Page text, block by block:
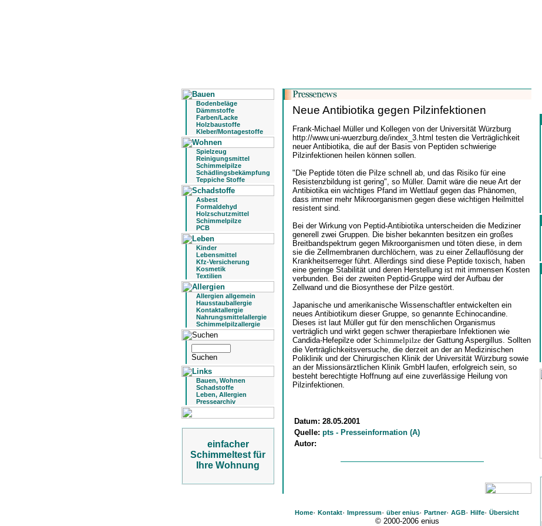
Bodenbeläge
Dämmstoffe
Farben/Lacke
Holzbaustoffe
Kleber/Montagestoffe
Spielzeug
Reinigungsmittel
Schimmelpilze
Schädlingsbekämpfung
Teppiche Stoffe
Asbest
Formaldehyd
Holzschutzmittel
Schimmelpilze
PCB
Kinder
Lebensmittel
Kfz-Versicherung
Kosmetik
Textilien
Allergien allgemein
Hausstauballergie
Kontaktallergie
Nahrungsmittelallergie
Schimmelpilzallergie
Bauen, Wohnen
Schadstoffe
Leben, Allergien
Pressearchiv
einfacher
Schimmeltest für
Ihre Wohnung
Neue Antibiotika gegen Pilzinfektionen
Frank-Michael Müller und Kollegen von der Universität Würzburg
http://www.uni-wuerzburg.de/index_3.html testen die Verträglichkeit
neuer Antibiotika, die auf der Basis von Peptiden schwierige
Pilzinfektionen heilen können sollen.
"Die Peptide töten die Pilze schnell ab, und das Risiko für eine
Resistenzbildung ist gering", so Müller. Damit wäre die neue Art der
Antibiotika ein wichtiges Pfand im Wettlauf gegen das Phänomen,
dass immer mehr Mikroorganismen gegen diese wichtigen Heilmittel
resistent sind.
Bei der Wirkung von Peptid-Antibiotika unterscheiden die Mediziner
generell zwei Gruppen. Die bisher bekannten besitzen ein großes
Breitbandspektrum gegen Mikroorganismen und töten diese, in dem
sie die Zellmembranen durchlöchern, was zu einer Zellauflösung der
Krankheitserreger führt. Allerdings sind diese Peptide toxisch, haben
eine geringe Stabilität und deren Herstellung ist mit immensen Kosten
verbunden. Bei der zweiten Peptid-Gruppe wird der Aufbau der
Zellwand und die Biosynthese der Pilze gestört.
Japanische und amerikanische Wissenschaftler entwickelten ein
neues Antibiotikum dieser Gruppe, so genannte Echinocandine.
Dieses ist laut Müller gut für den menschlichen Organismus
verträglich und wirkt gegen schwer therapierbare Infektionen wie
Candida-Hefepilze oder Schimmelpilze der Gattung Aspergillus. Sollten
die Verträglichkeitsversuche, die derzeit an der an Medizinischen
Poliklinik und der Chirurgischen Klinik der Universität Würzburg sowie
an der Missionsärztlichen Klinik GmbH laufen, erfolgreich sein, so
besteht berechtigte Hoffnung auf eine zuverlässige Heilung von
Pilzinfektionen.
Datum: 28.05.2001
Quelle: pts - Presseinformation (A)
Autor:
Home· Kontakt· Impressum· über enius· Partner· AGB· Hilfe· Übersicht
© 2000-2006 enius